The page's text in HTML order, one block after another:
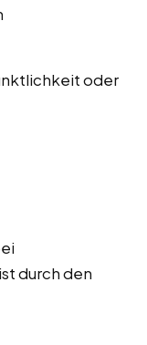
oder
durch den